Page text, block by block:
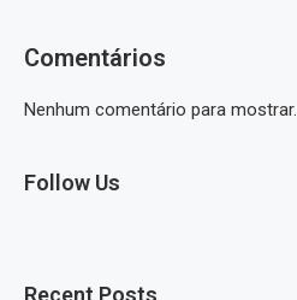
Comentários
Nenhum comentário para mostrar.
Follow Us
Recent Posts